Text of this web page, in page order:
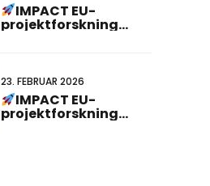
IMPACT EU-
projektforskning
på det 23. hollandsk-
tyske fællesmøde!
23. FEBRUAR 2026
IMPACT EU-
projektforskning